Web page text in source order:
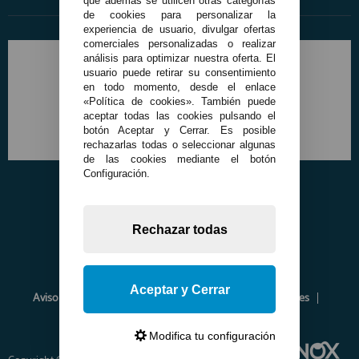
Aviso Legal Política de Privacidad
Política de Cookies
Envíos y Devoluciones
Opiniones
de cookies para personalizar la
experiencia de usuario, divulgar ofertas
comerciales personalizadas o realizar
análisis para optimizar nuestra oferta. El
usuario puede retirar su consentimiento
en todo momento, desde el enlace
«Política de cookies». También puede
aceptar todas las cookies pulsando el
botón Aceptar y Cerrar. Es posible
rechazarlas todas o seleccionar algunas
de las cookies mediante el botón
Configuración.
Rechazar todas
Aceptar y Cerrar
Modifica tu configuración